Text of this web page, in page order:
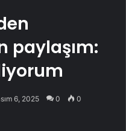
paylaşım:
6, 2025 0 0